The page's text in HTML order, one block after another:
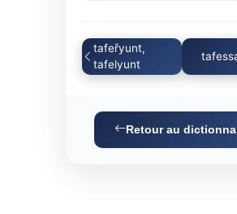
tafeřyunt,
tafelyunt
Retour au